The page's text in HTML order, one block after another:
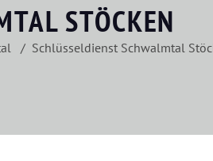
STÖCKEN
Schlüsseldienst Schwalmtal